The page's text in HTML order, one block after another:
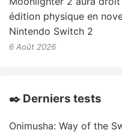
édition physique en
Nintendo Switch 2
6 Août 2026
✒️ Derniers tests
Onimusha: Way of the